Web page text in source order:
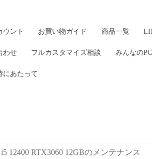
ウント お買い物ガイド 商品一覧
わせ フルカスタマイズ相談 みんなの
にあたって
12400 RTX3060 12GBのメンテナンス